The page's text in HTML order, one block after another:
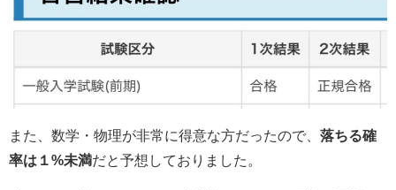
また、数学・物理が非常に得意な方だったので、 落ちる確
率は１%未満だと予想しておりました。